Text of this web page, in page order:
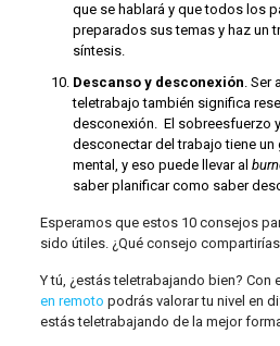
que se hablará y que todos los
preparados sus temas y haz un
síntesis.
Descanso y desconexión. Ser
teletrabajo también significa
desconexión. El sobreesfuerzo
desconectar del trabajo tiene un
mental, y eso puede llevar al
saber planificar como saber
Esperamos que estos 10 consejos
sido útiles. ¿Qué consejo
Y tú, ¿estás teletrabajando bien? Con
en remoto podrás valorar tu nivel en
estás teletrabajando de la mejor